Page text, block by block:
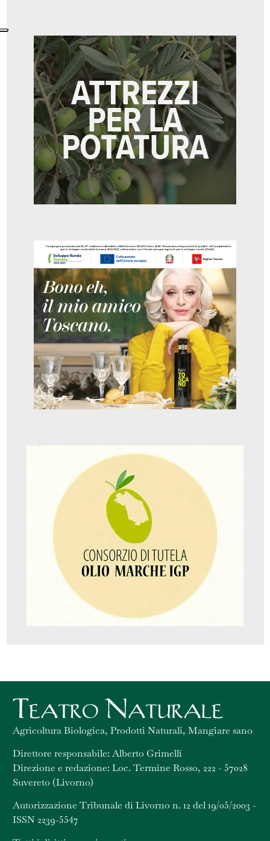
Agricoltura Biologica, Prodotti Naturali, Mangiare sano
Direttore responsabile: Alberto Grimelli
Direzione e redazione: Loc. Termine Rosso, 222 - 57028
Suvereto (Livorno)
Autorizzazione Tribunale di Livorno n. 12 del 19/05/2003 -
ISSN 2239-5547